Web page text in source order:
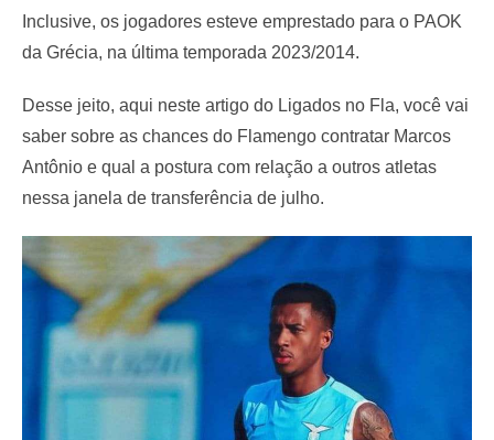
Inclusive, os jogadores esteve emprestado para o PAOK
da Grécia, na última temporada 2023/2014.
Desse jeito, aqui neste artigo do Ligados no Fla, você vai
saber sobre as chances do Flamengo contratar Marcos
Antônio e qual a postura com relação a outros atletas
nessa janela de transferência de julho.